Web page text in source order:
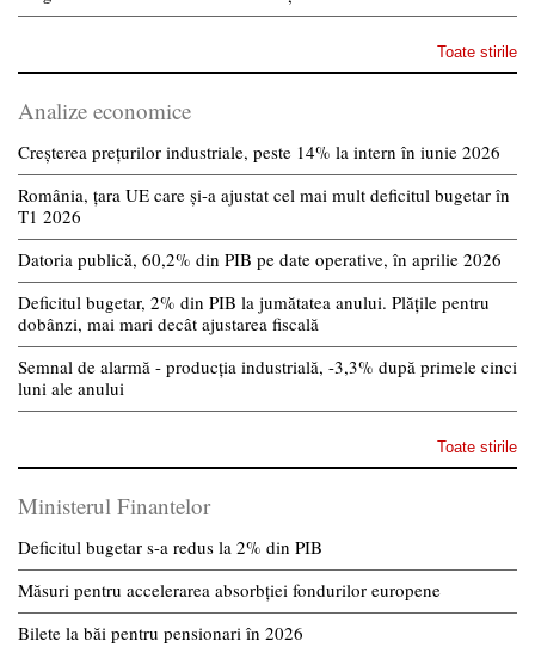
Toate stirile
Analize economice
Creșterea prețurilor industriale, peste 14% la intern în iunie 2026
România, țara UE care și-a ajustat cel mai mult deficitul bugetar în
T1 2026
Datoria publică, 60,2% din PIB pe date operative, în aprilie 2026
Deficitul bugetar, 2% din PIB la jumătatea anului. Plățile pentru
dobânzi, mai mari decât ajustarea fiscală
Semnal de alarmă - producția industrială, -3,3% după primele cinci
luni ale anului
Toate stirile
Ministerul Finantelor
Deficitul bugetar s-a redus la 2% din PIB
Măsuri pentru accelerarea absorbției fondurilor europene
Bilete la băi pentru pensionari în 2026